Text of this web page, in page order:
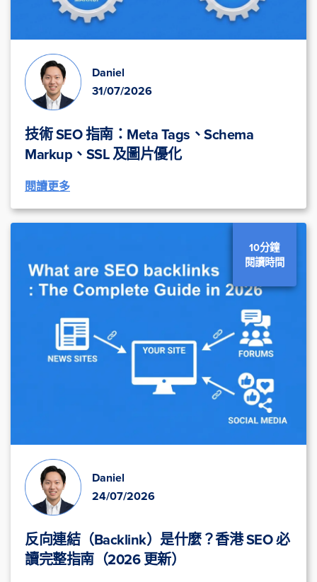
Daniel
31/07/2026
技術 SEO 指南：Meta Tags、Schema
Markup、SSL 及圖片優化
閱讀更多
10分鐘
閱讀時間
Daniel
24/07/2026
反向連結（Backlink）是什麼？香港 SEO 必
讀完整指南（2026 更新）